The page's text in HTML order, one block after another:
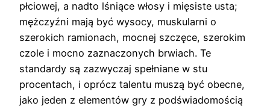
płciowej, a nadto lśniące włosy i mięsiste usta;
mężczyźni mają być wysocy, muskularni o
szerokich ramionach, mocnej szczęce, szerokim
czole i mocno zaznaczonych brwiach. Te
standardy są zazwyczaj spełniane w stu
procentach, i oprócz talentu muszą być obecne,
jako jeden z elementów gry z podświadomością